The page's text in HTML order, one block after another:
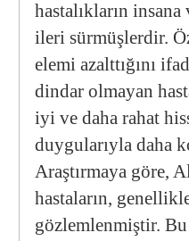
hastalıkların
ileri sürmüşlerdir.
elemi azalttığını
dindar olmayan
iyi ve daha rahat
duygularıyla daha
Araştırmaya göre,
hastaların,
gözlemlenmiştir.